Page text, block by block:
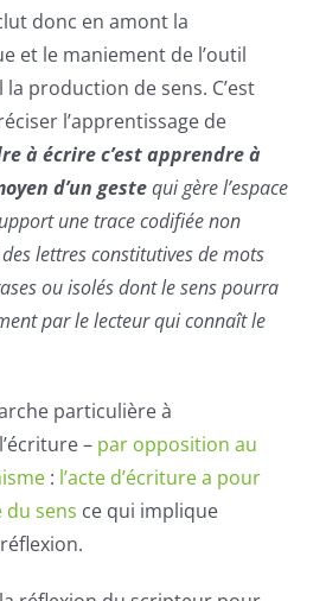
donc en amont la
et le maniement de l’outil
la production de sens. C’est
l’apprentissage de
à écrire c’est apprendre à
d’un gestequi gère l’espace
une trace codifiée non
lettres constitutives de mots
ou isolés dont le sens pourra
par le lecteur qui connaît le
particulière à
– par opposition au
: l’acte d’écriture a pour
sens ce qui implique